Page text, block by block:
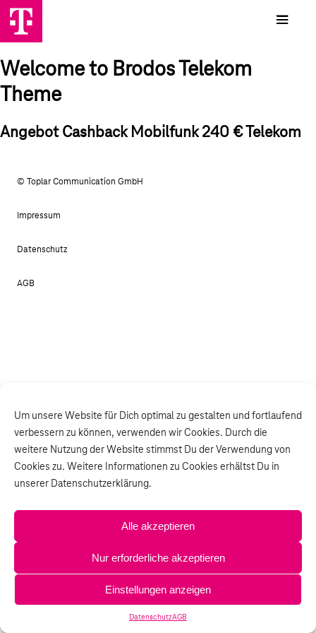
Um unsere Website für Dich optimal zu gestalten und fortlaufend
verbessern zu können, verwenden wir Cookies. Durch die
weitere Nutzung der Website stimmst Du der Verwendung von
Cookies zu. Weitere Informationen zu Cookies erhältst Du in
unserer Datenschutzerklärung.
Alle akzeptieren
Nur erforderliche akzeptieren
Einstellungen anzeigen
DatenschutzAGB
Welcome to Brodos Telekom
Theme
Angebot Cashback Mobilfunk 240 € Telekom
© Toplar Communication GmbH
Impressum
Datenschutz
AGB